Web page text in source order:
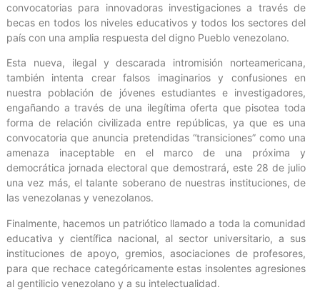
convocatorias para innovadoras investigaciones a través de
becas en todos los niveles educativos y todos los sectores del
país con una amplia respuesta del digno Pueblo venezolano.
Esta nueva, ilegal y descarada intromisión norteamericana,
también intenta crear falsos imaginarios y confusiones en
nuestra población de jóvenes estudiantes e investigadores,
engañando a través de una ilegítima oferta que pisotea toda
forma de relación civilizada entre repúblicas, ya que es una
convocatoria que anuncia pretendidas “transiciones” como una
amenaza inaceptable en el marco de una próxima y
democrática jornada electoral que demostrará, este 28 de julio
una vez más, el talante soberano de nuestras instituciones, de
las venezolanas y venezolanos.
Finalmente, hacemos un patriótico llamado a toda la comunidad
educativa y científica nacional, al sector universitario, a sus
instituciones de apoyo, gremios, asociaciones de profesores,
para que rechace categóricamente estas insolentes agresiones
al gentilicio venezolano y a su intelectualidad.